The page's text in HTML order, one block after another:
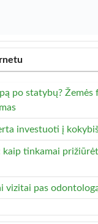
po statybų? Žemės
investuoti į
kaip tinkamai
vizitai pas